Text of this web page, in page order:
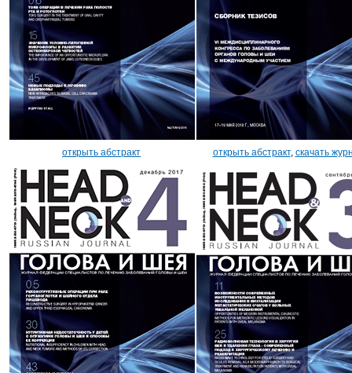
открыть абстракт открыть абстракт, скачать